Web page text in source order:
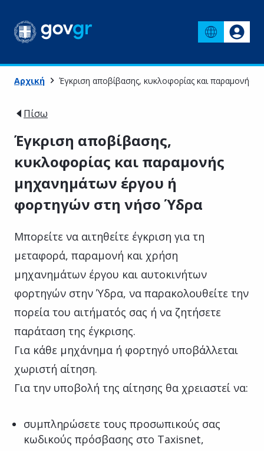
Αρχική Έγκριση αποβίβασης, κυκλοφορίας και
Πίσω
Έγκριση αποβίβασης,
κυκλοφορίας και παραμονής
μηχανημάτων έργου ή
φορτηγών στη νήσο Ύδρα
Μπορείτε να αιτηθείτε έγκριση για τη
μεταφορά, παραμονή και χρήση
μηχανημάτων έργου και αυτοκινήτων
φορτηγών στην Ύδρα, να παρακολουθείτε την
πορεία του αιτήματός σας ή να ζητήσετε
παράταση της έγκρισης.
Για κάθε μηχάνημα ή φορτηγό υποβάλλεται
χωριστή αίτηση.
Για την υποβολή της αίτησης θα χρειαστεί να:
συμπληρώσετε τους προσωπικούς σας
κωδικούς πρόσβασης στο Taxisnet,